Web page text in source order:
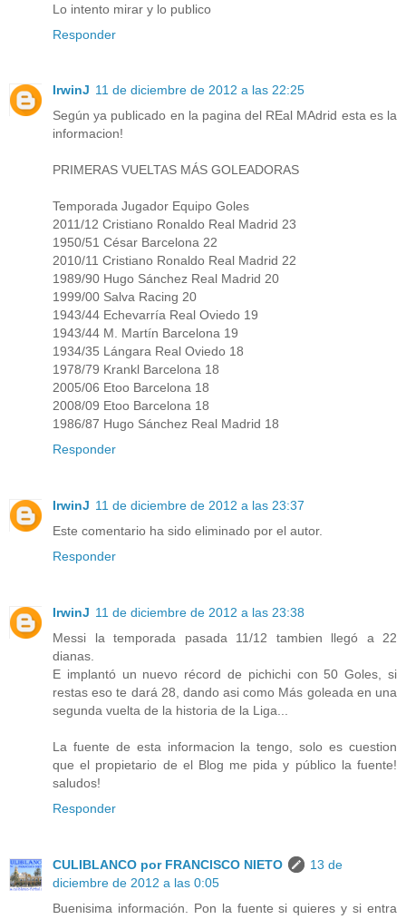
Lo intento mirar y lo publico
Responder
IrwinJ 11 de diciembre de 2012 a las 22:25
Según ya publicado en la pagina del REal MAdrid esta es la
informacion!
PRIMERAS VUELTAS MÁS GOLEADORAS
Temporada Jugador Equipo Goles
2011/12 Cristiano Ronaldo Real Madrid 23
1950/51 César Barcelona 22
2010/11 Cristiano Ronaldo Real Madrid 22
1989/90 Hugo Sánchez Real Madrid 20
1999/00 Salva Racing 20
1943/44 Echevarría Real Oviedo 19
1943/44 M. Martín Barcelona 19
1934/35 Lángara Real Oviedo 18
1978/79 Krankl Barcelona 18
2005/06 Etoo Barcelona 18
2008/09 Etoo Barcelona 18
1986/87 Hugo Sánchez Real Madrid 18
Responder
IrwinJ 11 de diciembre de 2012 a las 23:37
Este comentario ha sido eliminado por el autor.
Responder
IrwinJ 11 de diciembre de 2012 a las 23:38
Messi la temporada pasada 11/12 tambien llegó a 22
dianas.
E implantó un nuevo récord de pichichi con 50 Goles, si
restas eso te dará 28, dando asi como Más goleada en una
segunda vuelta de la historia de la Liga...
La fuente de esta informacion la tengo, solo es cuestion
que el propietario de el Blog me pida y público la fuente!
saludos!
Responder
CULIBLANCO por FRANCISCO NIETO
13 de
diciembre de 2012 a las 0:05
Buenisima información. Pon la fuente si quieres y si entra